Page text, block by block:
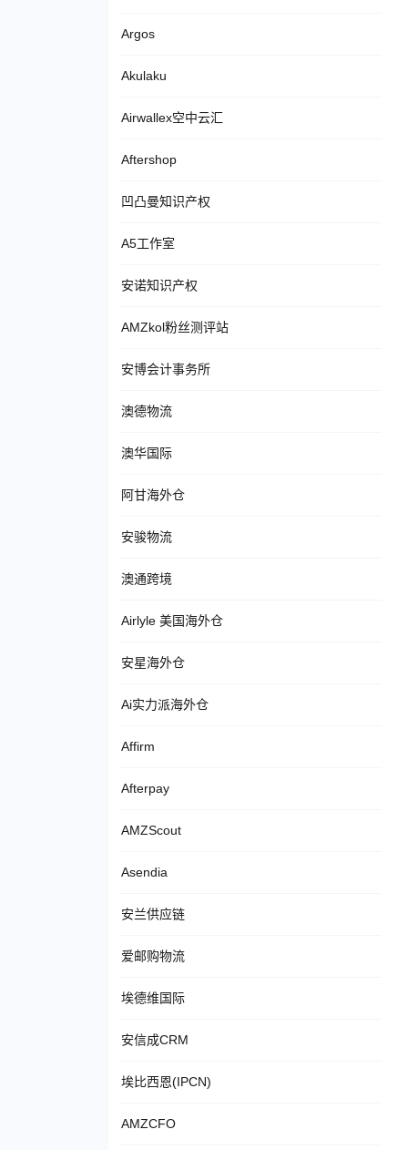
Argos
Akulaku
Airwallex空中云汇
Aftershop
凹凸曼知识产权
A5工作室
安诺知识产权
AMZkol粉丝测评站
安博会计事务所
澳德物流
澳华国际
阿甘海外仓
安骏物流
澳通跨境
Airlyle 美国海外仓
安星海外仓
Ai实力派海外仓
Affirm
Afterpay
AMZScout
Asendia
安兰供应链
爱邮购物流
埃德维国际
安信成CRM
埃比西恩(IPCN)
AMZCFO